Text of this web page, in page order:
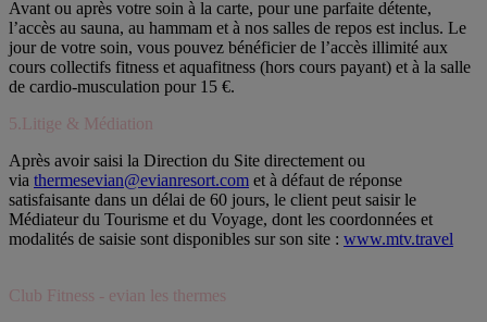
Avant ou après votre soin à la carte, pour une parfaite détente,
l’accès au sauna, au hammam et à nos salles de repos est inclus. Le
jour de votre soin, vous pouvez bénéficier de l’accès illimité aux
cours collectifs fitness et aquafitness (hors cours payant) et à la salle
de cardio-musculation pour 15 €.
5.Litige & Médiation
Après avoir saisi la Direction du Site directement ou
via thermesevian@evianresort.com et à défaut de réponse
satisfaisante dans un délai de 60 jours, le client peut saisir le
Médiateur du Tourisme et du Voyage, dont les coordonnées et
modalités de saisie sont disponibles sur son site : www.mtv.travel
Club Fitness - evian les thermes